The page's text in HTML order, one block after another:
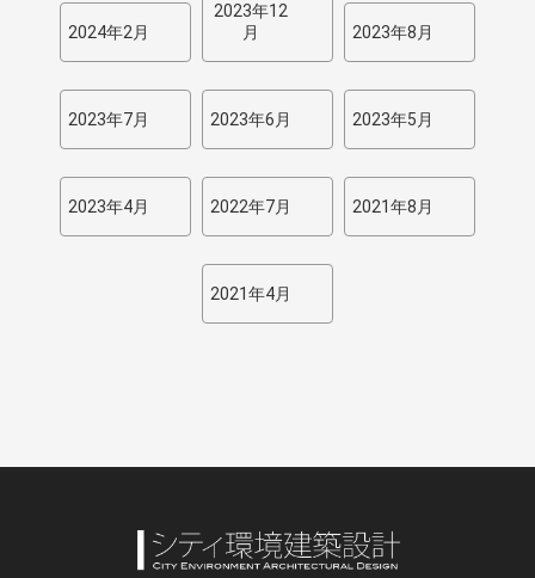
2024年2月
2023年12
月
2023年8月
2023年7月 2023年6月 2023年5月
2023年4月 2022年7月 2021年8月
2021年4月